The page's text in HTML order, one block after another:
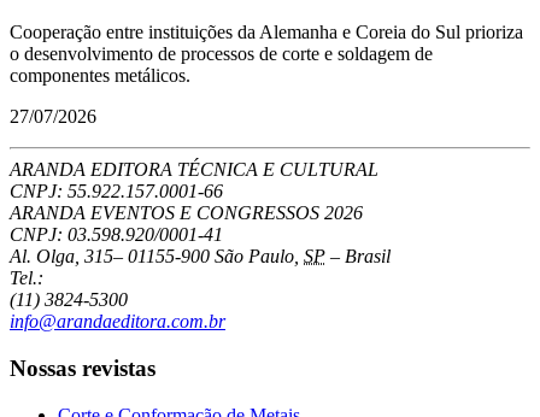
Cooperação entre instituições da Alemanha e Coreia do Sul prioriza
o desenvolvimento de processos de corte e soldagem de
componentes metálicos.
27/07/2026
ARANDA EDITORA TÉCNICA E CULTURAL
CNPJ: 55.922.157.0001-66
ARANDA EVENTOS E CONGRESSOS 2026
CNPJ: 03.598.920/0001-41
Al. Olga, 315– 01155-900 São Paulo SP – Brasil
Tel.:
(11) 3824-5300
info@arandaeditora.com.br
Nossas revistas